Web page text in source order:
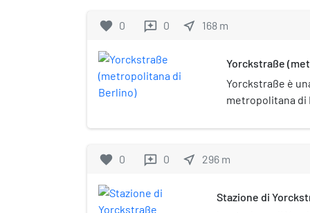
favorite 0 reviews 0 near_me 168 m
Yorckstraße
Yorckstraße è
metropolitana di
favorite 0 reviews 0 near_me 296 m
Stazione di